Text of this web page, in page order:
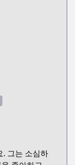
. 그는 소심하